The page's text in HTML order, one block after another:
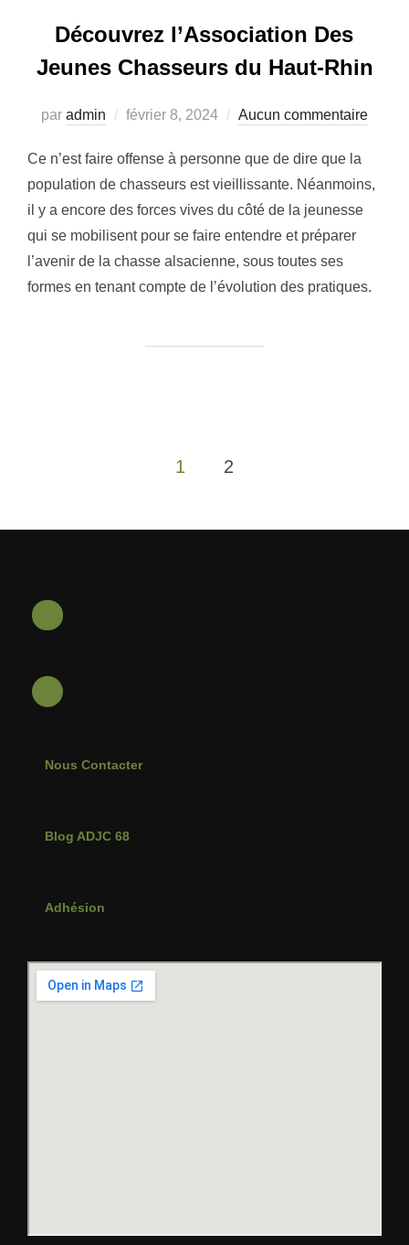
Découvrez l’Association Des
Jeunes Chasseurs du Haut-Rhin
par admin
Publié
février 8, 2024 Aucun commentaire
Ce n’est faire offense à personne que de dire que la
population de chasseurs est vieillissante. Néanmoins,
il y a encore des forces vives du côté de la jeunesse
qui se mobilisent pour se faire entendre et préparer
l’avenir de la chasse alsacienne, sous toutes ses
formes en tenant compte de l’évolution des pratiques.
1 2
Nous Contacter
Blog ADJC 68
Adhésion